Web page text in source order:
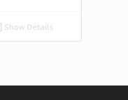
Show Details